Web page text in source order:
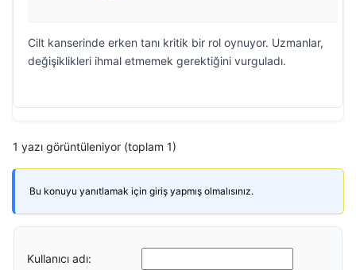
Cilt kanserinde erken tanı kritik bir rol oynuyor. Uzmanlar,
değişiklikleri ihmal etmemek gerektiğini vurguladı.
1 yazı görüntüleniyor (toplam 1)
Bu konuyu yanıtlamak için giriş yapmış olmalısınız.
Kullanıcı adı: